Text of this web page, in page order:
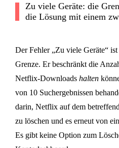
Zu viele Geräte: die
die Lösung mit einem
Der Fehler „Zu viele Geräte“
Grenze. Er beschränkt die
Netflix-Downloads halten
von 10 Suchergebnissen
darin, Netflix auf dem
zu löschen und es erneut von
Es gibt keine Option zum